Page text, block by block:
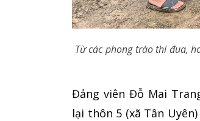
Từ các phong trào thi đua,
Đảng viên Đỗ Mai
lại thôn 5 (xã Tân